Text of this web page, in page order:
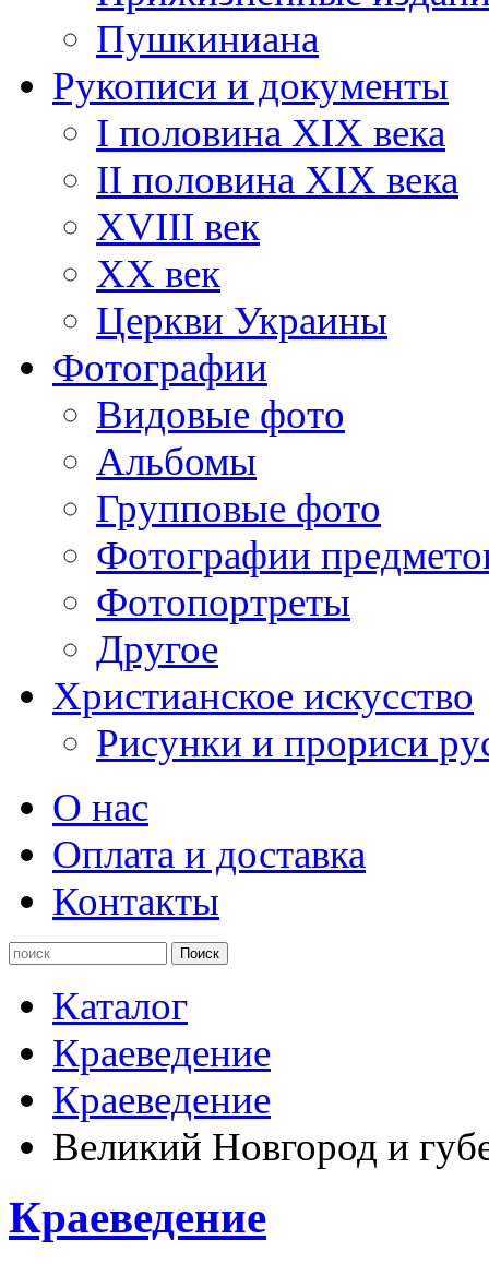
Пушкиниана
Рукописи и документы
I половина XIX века
II половина XIX века
XVIII век
ХХ век
Церкви Украины
Фотографии
Видовые фото
Альбомы
Групповые фото
Фотографии
Фотопортреты
Другое
Христианское искусство
Рисунки и прориси
О нас
Оплата и доставка
Контакты
Каталог
Краеведение
Краеведение
Великий Новгород и
Краеведение